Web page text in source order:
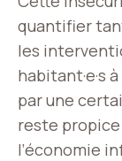
quantifier
les
habitant·e·s
par une
reste
l’économie